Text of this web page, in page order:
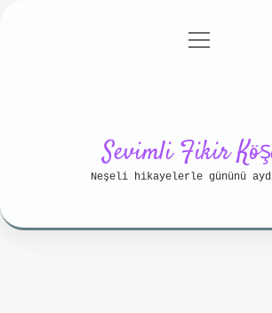
Gizlilik
menüyü
Sevimli Fikir
Neşeli hikayelerle gününü